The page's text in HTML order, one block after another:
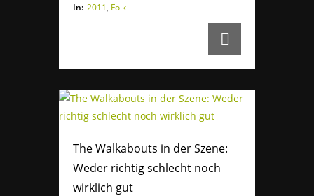
In: 2011, Folk
The Walkabouts in der Szene:
Weder richtig schlecht noch
wirklich gut